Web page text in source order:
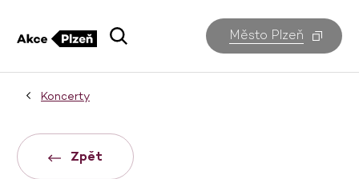
Město Plzeň
Koncerty
Zpět